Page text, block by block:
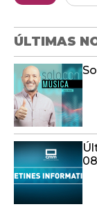
ÚLTIMAS